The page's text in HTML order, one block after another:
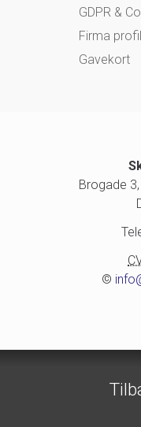
GDPR &
Firma profil
Gavekort
Brogade
©